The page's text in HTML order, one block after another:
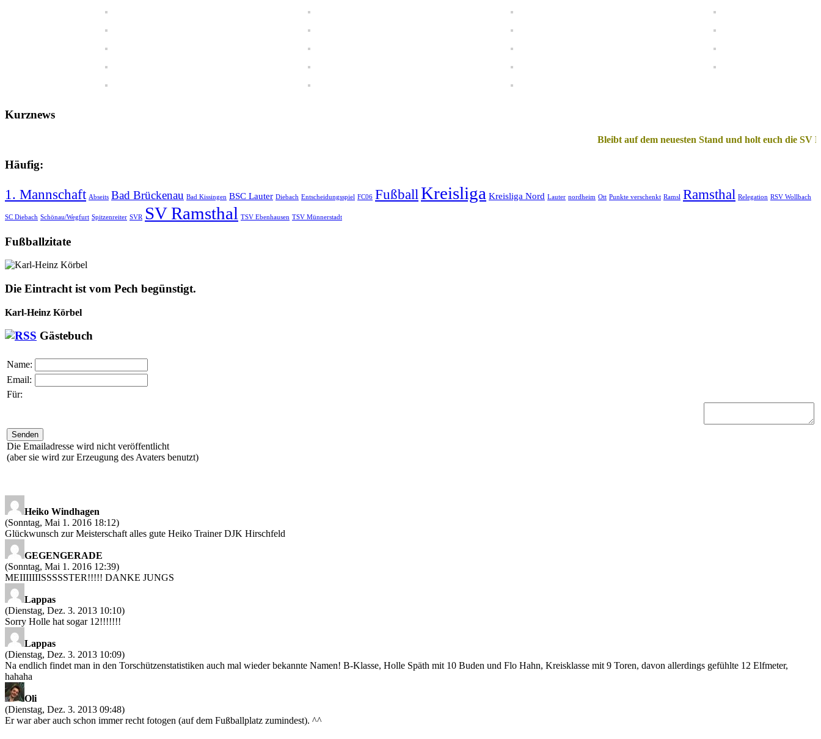
Kurznews
Bleibt auf dem neuesten Stand und holt euch die SV
Häufig:
1. Mannschaft Abseits Bad Brückenau Bad Kissingen BSC Lauter Diebach Entscheidungsspiel FC06 FußballKreisliga Kreisliga Nord Lauter nordheim Ott Punkte verschenkt Ramsl Ramsthal Relegation RSV Wollbach
SC Diebach Schönau/Wegfurt Spitzenreiter SVR SV Ramsthal TSV Ebenhausen TSV Münnerstadt
Fußballzitate
Die Eintracht ist vom Pech begünstigt.
Karl-Heinz Körbel
Gästebuch
Name:
Email:
Für:
Die Emailadresse wird nicht veröffentlicht
(aber sie wird zur Erzeugung des Avaters benutzt)
Heiko Windhagen
(Sonntag, Mai 1. 2016 18:12)
Glückwunsch zur Meisterschaft alles gute Heiko Trainer DJK Hirschfeld
GEGENGERADE
(Sonntag, Mai 1. 2016 12:39)
MEIIIIIIISSSSSTER!!!!! DANKE JUNGS
Lappas
(Dienstag, Dez. 3. 2013 10:10)
Sorry Holle hat sogar 12!!!!!!!
Lappas
(Dienstag, Dez. 3. 2013 10:09)
Na endlich findet man in den Torschützenstatistiken auch mal wieder bekannte Namen! B-Klasse, Holle Späth mit 10 Buden und Flo Hahn, Kreisklasse mit 9 Toren, davon allerdings gefühlte 12 Elfmeter,
hahaha
Oli
(Dienstag, Dez. 3. 2013 09:48)
Er war aber auch schon immer recht fotogen (auf dem Fußballplatz zumindest). ^^